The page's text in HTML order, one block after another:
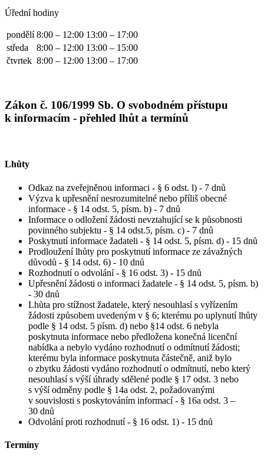
Úřední hodiny
pondělí 8:00 – 12:00 13:00 – 17:00
středa
8:00 – 12:00 13:00 – 15:00
čtvrtek 8:00 – 12:00 13:00 – 17:00
Zákon č. 106/1999 Sb. O svobodném přístupu
k informacím - přehled lhůt a termínů
Lhůty
Odkaz na zveřejněnou informaci - § 6 odst. l) - 7 dnů
Výzva k upřesnění nesrozumitelné nebo příliš obecné
informace - § 14 odst. 5, písm. b) - 7 dnů
Informace o odložení žádosti nevztahující se k působnosti
povinného subjektu - § 14 odst.5, písm. c) - 7 dnů
Poskytnutí informace žadateli - § 14 odst. 5, písm. d) - 15 dnů
Prodloužení lhůty pro poskytnutí informace ze závažných
důvodů - § 14 odst. 6) - 10 dnů
Rozhodnutí o odvolání - § 16 odst. 3) - 15 dnů
Upřesnění žádosti o informaci žadatele - § 14 odst. 5, písm. b)
- 30 dnů
Lhůta pro stížnost žadatele, který nesouhlasí s vyřízením
žádosti způsobem uvedeným v § 6; kterému po uplynutí lhůty
podle § 14 odst. 5 písm. d) nebo §14 odst. 6 nebyla
poskytnuta informace nebo předložena konečná licenční
nabídka a nebylo vydáno rozhodnutí o odmítnutí žádosti;
kterému byla informace poskytnuta částečně, aniž bylo
o zbytku žádosti vydáno rozhodnutí o odmítnutí, nebo který
nesouhlasí s výší úhrady sdělené podle § 17 odst. 3 nebo
s výší odměny podle § 14a odst. 2, požadovanými
v souvislosti s poskytováním informací - § 16a odst. 3 –
30 dnů
Odvolání proti rozhodnutí - § 16 odst. 1) - 15 dnů
Termíny